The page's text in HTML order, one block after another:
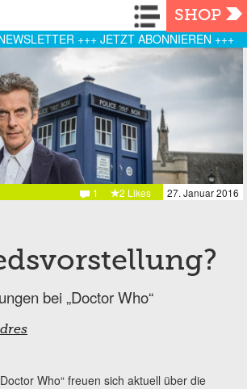
Navigation
SHOP
+++ JETZT ABONNIEREN +++
27. Januar 2016
2 Likes
1
bei „Doctor Who“
Who“ freuen sich aktuell über die